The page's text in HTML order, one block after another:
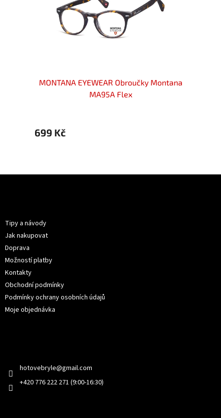
MONTANA EYEWEAR Obroučky Montana
MA95A Flex
699 Kč
Tipy a návody
Jak nakupovat
Doprava
Možností platby
Kontakty
Obchodní podmínky
Podmínky ochrany osobních údajů
Moje objednávka
hotovebryle@gmail.com
+420 776 222 271 (9:00-16:30)